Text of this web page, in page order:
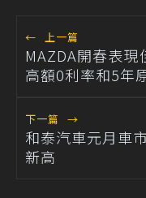
← 上一篇
MAZDA開春表
高額0利率和5年
下一篇 →
和泰汽車元月車
新高